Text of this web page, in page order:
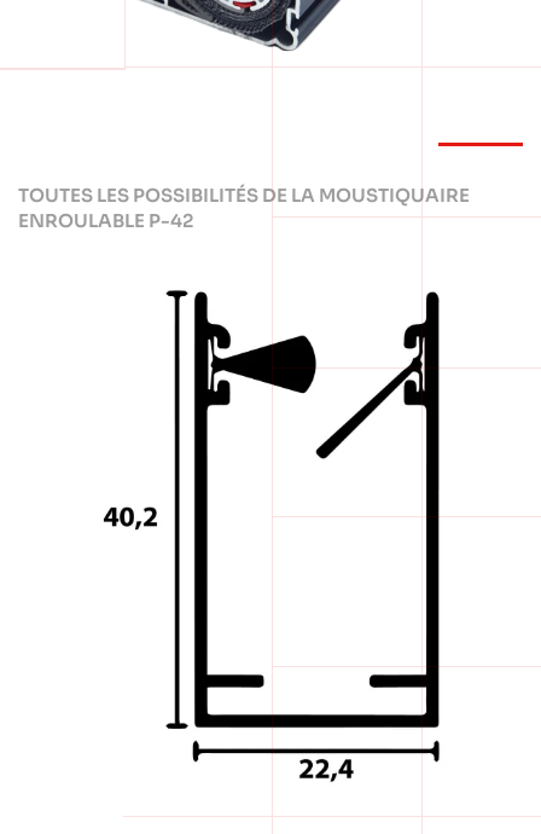
TOUTES LES POSSIBILITÉS DE LA MOUSTIQUAIRE
ENROULABLE P-42